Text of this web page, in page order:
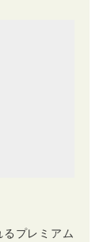
プレミアム